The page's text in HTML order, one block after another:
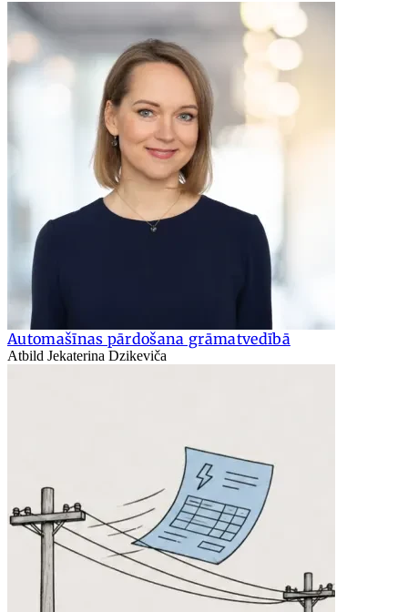
Automašīnas pārdošana grāmatvedībā
Atbild Jekaterina Dzikeviča